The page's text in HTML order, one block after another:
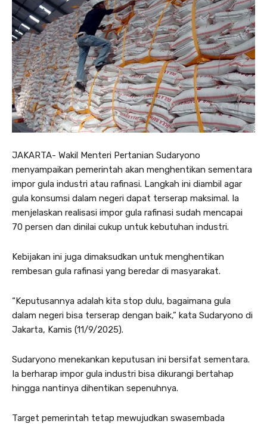
JAKARTA- Wakil Menteri Pertanian Sudaryono
menyampaikan pemerintah akan menghentikan sementara
impor gula industri atau rafinasi. Langkah ini diambil agar
gula konsumsi dalam negeri dapat terserap maksimal. Ia
menjelaskan realisasi impor gula rafinasi sudah mencapai
70 persen dan dinilai cukup untuk kebutuhan industri.
Kebijakan ini juga dimaksudkan untuk menghentikan
rembesan gula rafinasi yang beredar di masyarakat.
“Keputusannya adalah kita stop dulu, bagaimana gula
dalam negeri bisa terserap dengan baik,” kata Sudaryono di
Jakarta, Kamis (11/9/2025).
Sudaryono menekankan keputusan ini bersifat sementara.
Ia berharap impor gula industri bisa dikurangi bertahap
hingga nantinya dihentikan sepenuhnya.
Target pemerintah tetap mewujudkan swasembada